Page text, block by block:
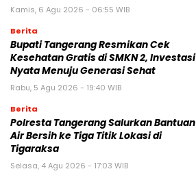
Kamis, 6 Agu 2026 - 06:55 WIB
Berita
‎Bupati Tangerang Resmikan Cek
Kesehatan Gratis di SMKN 2, Investasi
Nyata Menuju Generasi Sehat
Rabu, 5 Agu 2026 - 19:40 WIB
Berita
Polresta Tangerang Salurkan Bantuan
Air Bersih ke Tiga Titik Lokasi di
Tigaraksa
Selasa, 4 Agu 2026 - 17:03 WIB